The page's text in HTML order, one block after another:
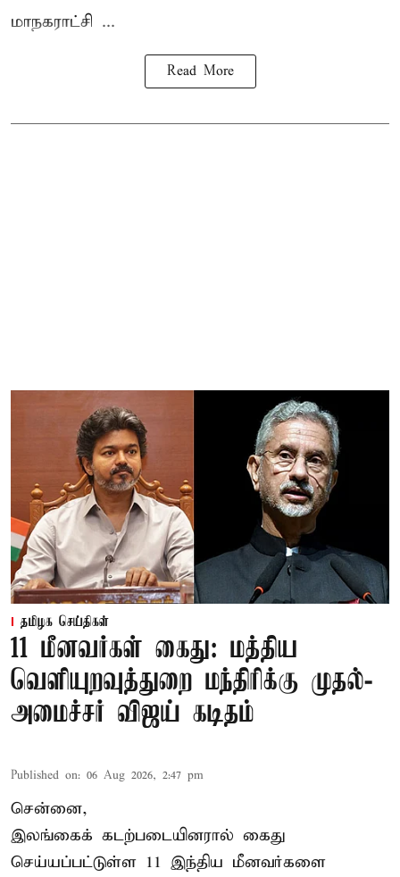
மாநகராட்சி ...
Read More
தமிழக செய்திகள்
11 மீனவர்கள் கைது: மத்திய
வெளியுறவுத்துறை மந்திரிக்கு முதல்-
அமைச்சர் விஜய் கடிதம்
Published on: 06 Aug 2026, 2:47 pm
சென்னை,
இலங்கைக் கடற்படையினரால் கைது
செய்யப்பட்டுள்ள 11 இந்திய மீனவர்களை